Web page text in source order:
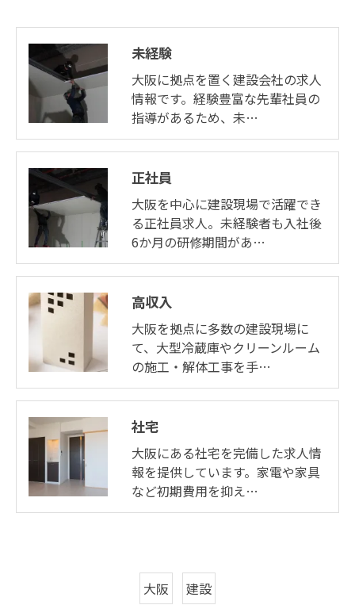
未経験
大阪に拠点を置く建設会社の求人
情報です。経験豊富な先輩社員の
指導があるため、未…
正社員
大阪を中心に建設現場で活躍でき
る正社員求人。未経験者も入社後
6か月の研修期間があ…
高収入
大阪を拠点に多数の建設現場に
て、大型冷蔵庫やクリーンルーム
の施工・解体工事を手…
社宅
大阪にある社宅を完備した求人情
報を提供しています。家電や家具
など初期費用を抑え…
大阪 建設